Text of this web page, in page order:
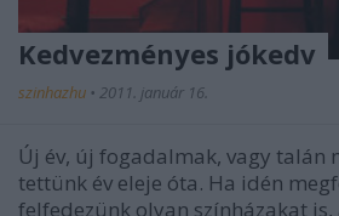
Kedvezményes jókedv
szinhazhu • 2011. január 16.
Új év, új fogadalmak, vagy talán
tettünk év eleje óta. Ha idén
felfedezünk olyan színházakat